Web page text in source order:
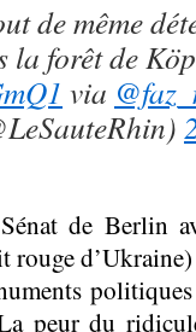
de même
la forêt de
via
de Berlin
rouge
peur du